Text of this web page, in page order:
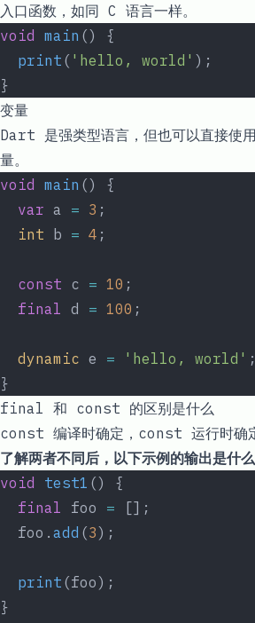
入口函数，如同 C 语言一样。
void main () {
  print
( 'hello, world' );
}
变量
Dart 是强类型语言，但也可以直接使
量。
void main () {
  var
a = 3 ;
  int
b = 4 ;
  const
c = 10 ;
  final
d = 100 ;
  dynamic
e = 'hello, world' ;
}
final 和 const 的区别是什么
const 编译时确定， const 运行时确
了解两者不同后，以下示例的输出是什么
void test1 () {
  final
foo = [];
  foo.
add (3);
  print
(foo);
}